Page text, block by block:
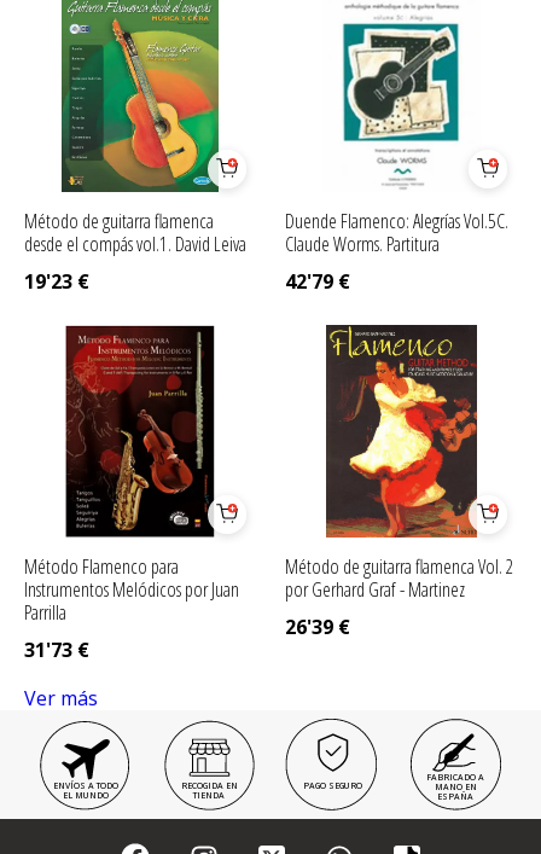
Método de guitarra flamenca
desde el compás vol.1. David Leiva
19'23 €
Duende Flamenco: Alegrías Vol.5C.
Claude Worms. Partitura
42'79 €
Método Flamenco para
Instrumentos Melódicos por Juan
Parrilla
31'73 €
Método de guitarra flamenca Vol. 2
por Gerhard Graf - Martinez
26'39 €
Ver más
ENVÍOS A TODO
EL MUNDO
RECOGIDA EN
TIENDA
PAGO SEGURO
FABRICADO A
MANO EN
ESPAÑA